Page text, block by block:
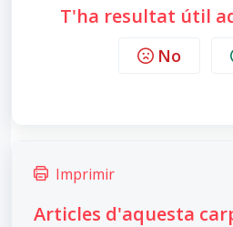
T'ha resultat útil
No
Imprimir
Articles d'aquesta